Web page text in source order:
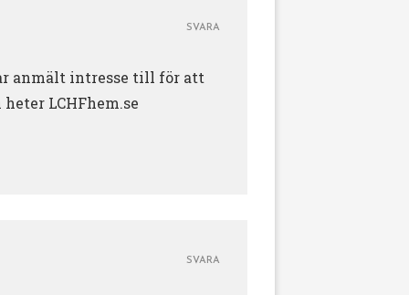
anmält intresse till för att
LCHFhem.se
SVARA
SVARA